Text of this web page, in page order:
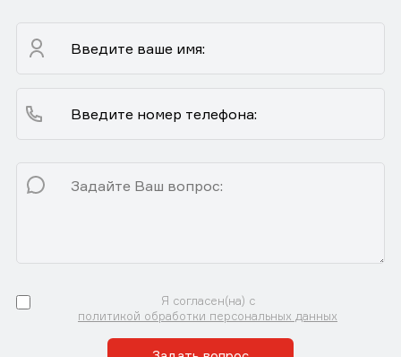
Я согласен(на) с
политикой обработки персональных данных